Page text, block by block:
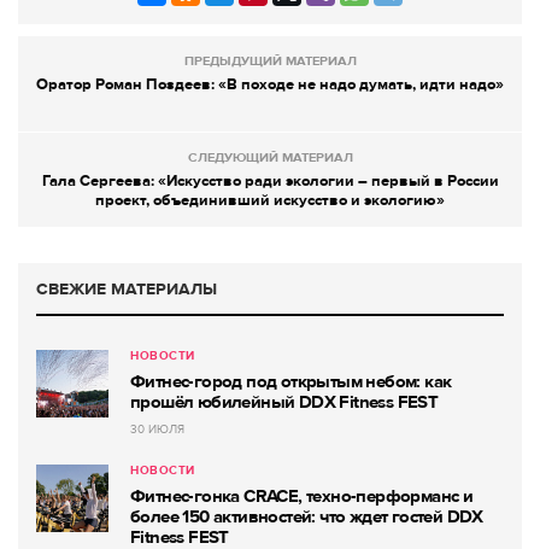
ПРЕДЫДУЩИЙ МАТЕРИАЛ
Оратор Роман Поздеев: «В походе не надо думать, идти надо»
СЛЕДУЮЩИЙ МАТЕРИАЛ
Гала Сергеева: «Искусство ради экологии – первый в России
проект, объединивший искусство и экологию»
СВЕЖИЕ МАТЕРИАЛЫ
НОВОСТИ
Фитнес-город под открытым небом: как
прошёл юбилейный DDX Fitness FEST
30 ИЮЛЯ
НОВОСТИ
Фитнес-гонка CRACE, техно-перформанс и
более 150 активностей: что ждет гостей DDX
Fitness FEST